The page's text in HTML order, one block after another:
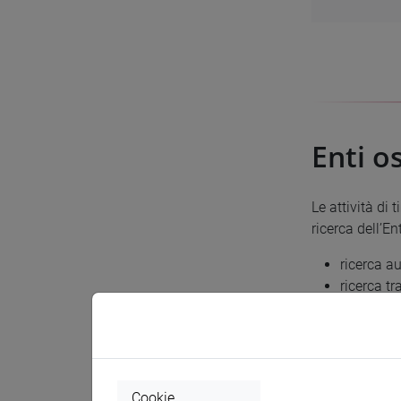
Enti
Le attività di
ricerca
ricerca
ricerca